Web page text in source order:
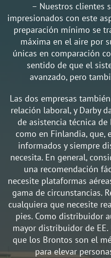
– Nuestros clientes
impresionados con este
preparación mínimo se
máxima en el aire por
únicas en comparación
sentido de que el
avanzado, pero
Las dos empresas
relación laboral, y Darby
de asistencia técnica de
como en Finlandia, que,
informados y siempre
necesita. En general,
una recomendación
necesite plataformas
gama de circunstancias.
cualquiera que necesite
pies. Como distribuidor
mayor distribuidor de
que los Brontos son el
para elevar